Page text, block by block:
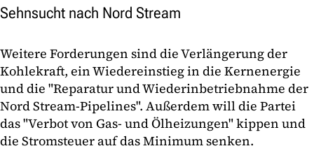
Sehnsucht nach Nord Stream
Weitere Forderungen sind die Verlängerung der
Kohlekraft, ein Wiedereinstieg in die Kernenergie
und die "Reparatur und Wiederinbetriebnahme der
Nord Stream-Pipelines". Außerdem will die Partei
das "Verbot von Gas- und Ölheizungen" kippen und
die Stromsteuer auf das Minimum senken.